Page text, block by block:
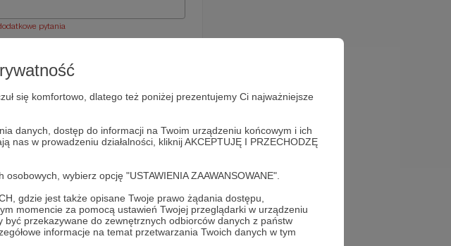
się komfortowo, dlatego też poniżej prezentujemy Ci najważniejsze
danych, dostęp do informacji na Twoim urządzeniu końcowym i ich
w prowadzeniu działalności, kliknij AKCEPTUJĘ I PRZECHODZĘ
wybierz opcję "USTAWIENIA ZAAWANSOWANE".
gdzie jest także opisane Twoje prawo żądania dostępu,
momencie za pomocą ustawień Twojej przeglądarki w urządzeniu
przekazywane do zewnętrznych odbiorców danych z państw
informacje na temat przetwarzania Twoich danych w tym
pytania
osobowych przez Patronite
z o.o. z siedziba w Warszawie, ul. Żwirki i
w szczególności w celu wykonania
usługi drogą elektroniczną oraz pełnego